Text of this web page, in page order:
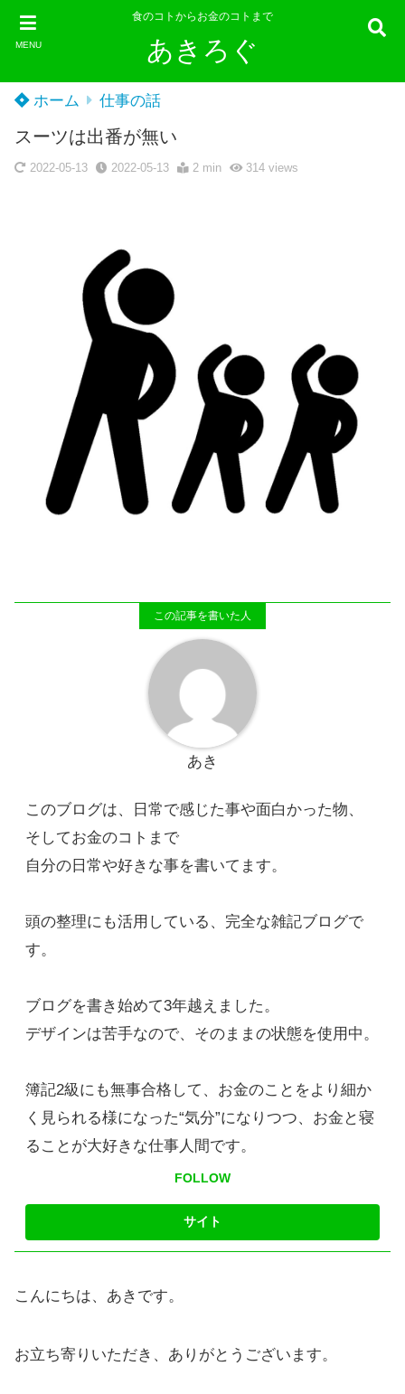
MENU
食のコトからお金のコトまで
あきろぐ
ホーム 仕事の話
スーツは出番が無い
2022-05-13 2022-05-13 2 min 314views
あき
このブログは、日常で感じた事や面白かった物、
そしてお金のコトまで
自分の日常や好きな事を書いてます。
頭の整理にも活用している、完全な雑記ブログで
す。
ブログを書き始めて3年越えました。
デザインは苦手なので、そのままの状態を使用中。
簿記2級にも無事合格して、お金のことをより細か
く見られる様になった“気分”になりつつ、お金と寝
ることが大好きな仕事人間です。
FOLLOW
こんにちは、あきです。
お立ち寄りいただき、ありがとうございます。